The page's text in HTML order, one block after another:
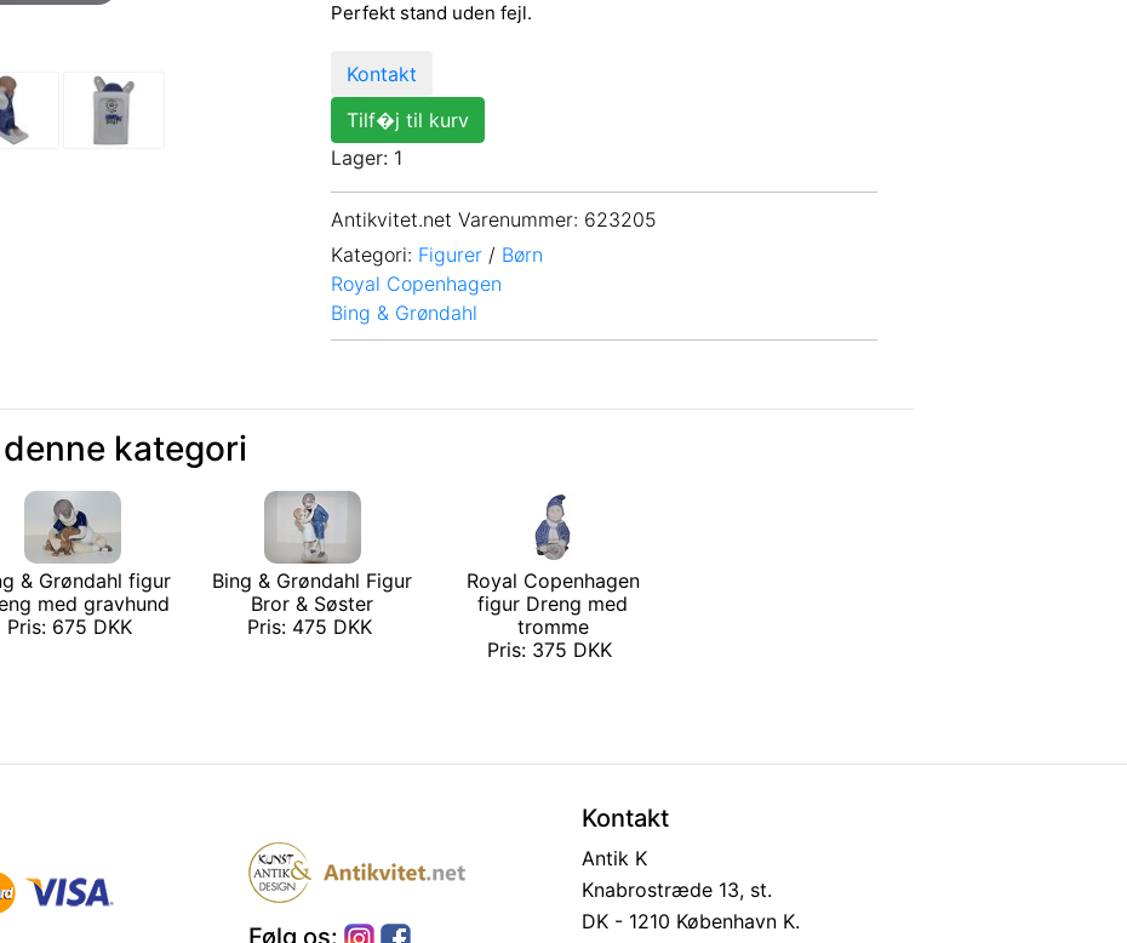
Perfekt stand uden fejl.
Kontakt
Tilf�j til kurv
Lager: 1
Antikvitet.net Varenummer: 623205
Kategori: Figurer / Børn
Royal Copenhagen
Bing & Grøndahl
kategori
& Grøndahl figur
med gravhund
Pris: 675 DKK
Bing & Grøndahl Figur
Bror & Søster
Pris: 475 DKK
Royal Copenhagen
figur Dreng med
tromme
Pris: 375 DKK
Følg os:
Kontakt
Antik K
Knabrostræde 13, st.
DK - 1210 København K.